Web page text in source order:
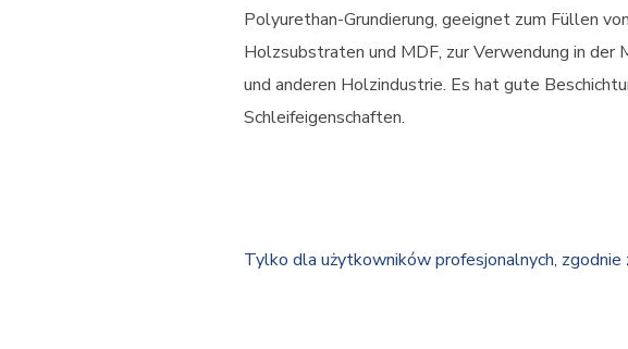
Polyurethan-Grundierung, geeignet zum Füllen von
Holzsubstraten und MDF, zur Verwendung in der
und anderen Holzindustrie. Es hat gute
Schleifeigenschaften.
Tylko dla użytkowników profesjonalnych, zgodnie